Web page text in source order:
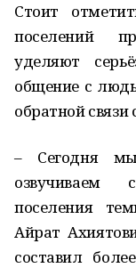
Стоит
поселений
уделяют
общение с
обратной связи
– Сегодня
озвучиваем
поселения
Айрат
составил